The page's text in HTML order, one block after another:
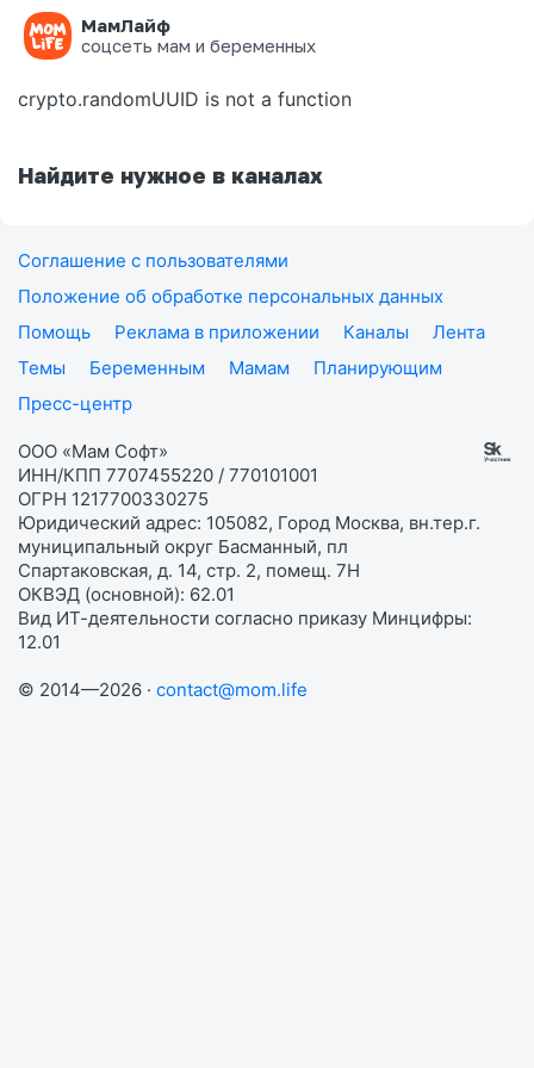
МамЛайф
соцсеть мам и беременных
Ошибка на странице
crypto.randomUUID is not a function
Найдите нужное в каналах
Соглашение с пользователями
Положение об обработке персональных данных
Помощь
Реклама в приложении Каналы
Лента
Темы
Беременным Мамам
Планирующим
Пресс-центр
ООО «Мам Софт»
ИНН/КПП 7707455220 / 770101001
ОГРН 1217700330275
Юридический адрес: 105082, Город Москва, вн.тер.г.
муниципальный округ Басманный, пл
Спартаковская, д. 14, стр. 2, помещ. 7Н
ОКВЭД (основной): 62.01
Вид ИТ-деятельности согласно приказу Минцифры:
12.01
© 2014—2026 · contact@mom.life